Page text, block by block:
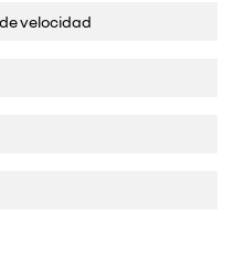
velocidad